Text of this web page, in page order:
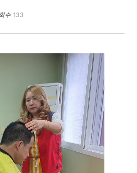
수 133